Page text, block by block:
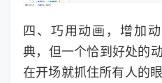
四、巧用动画，增加
典，但一个恰到好处的
在开场就抓住所有人的